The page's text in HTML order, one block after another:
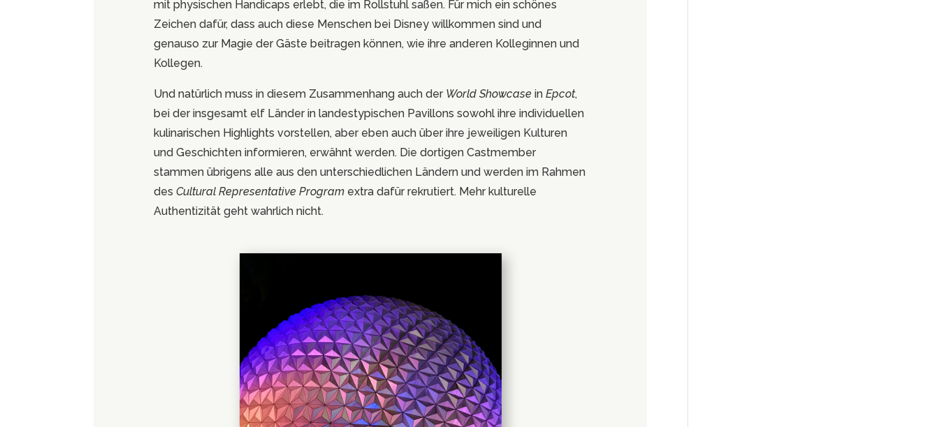
mit physischen Handicaps erlebt, die im Rollstuhl saßen. Für mich ein schönes
Zeichen dafür, dass auch diese Menschen bei Disney willkommen sind und
genauso zur Magie der Gäste beitragen können, wie ihre anderen Kolleginnen und
Kollegen.
Und natürlich muss in diesem Zusammenhang auch der World Showcase inEpcot,
bei der insgesamt elf Länder in landestypischen Pavillons sowohl ihre individuellen
kulinarischen Highlights vorstellen, aber eben auch über ihre jeweiligen Kulturen
und Geschichten informieren, erwähnt werden. Die dortigen Castmember
stammen übrigens alle aus den unterschiedlichen Ländern und werden im Rahmen
desCultural Representative Program extra dafür rekrutiert. Mehr kulturelle
Authentizität geht wahrlich nicht.